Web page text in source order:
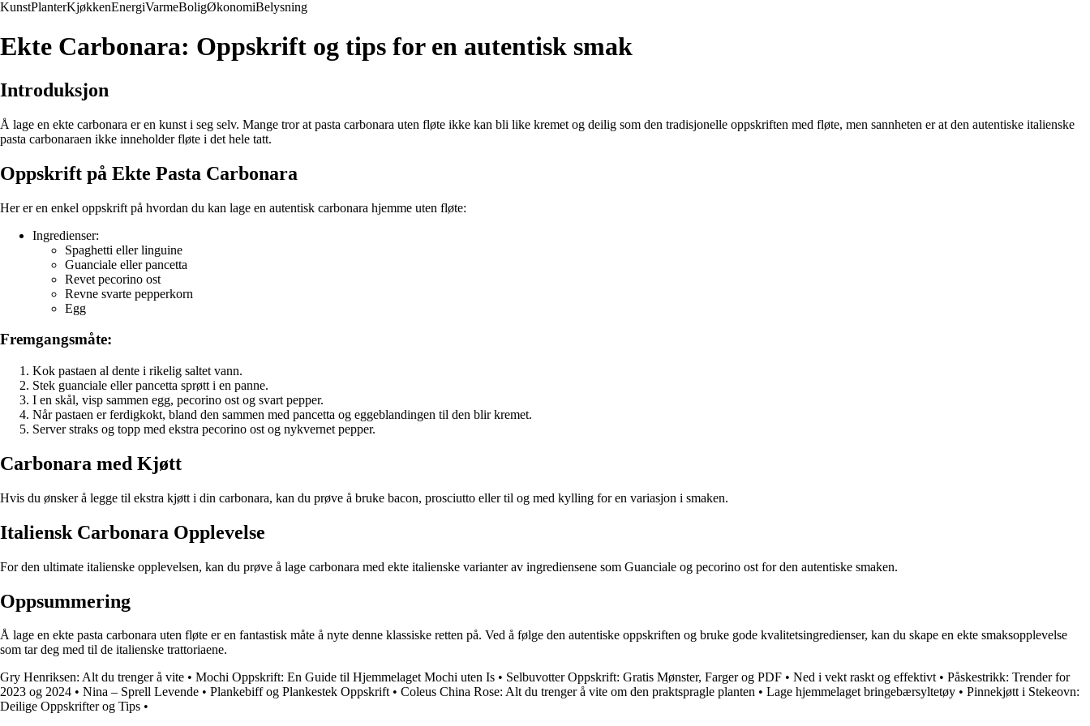
KunstPlanterKjøkkenEnergiVarmeBoligØkonomiBelysning
Ekte Carbonara: Oppskrift og tips for en autentisk smak
Introduksjon
Å lage en ekte carbonara er en kunst i seg selv. Mange tror at pasta carbonara uten fløte ikke kan bli like kremet og deilig som den tradisjonelle oppskriften med fløte, men sannheten er at den autentiske italienske
pasta carbonaraen ikke inneholder fløte i det hele tatt.
Oppskrift på Ekte Pasta Carbonara
Her er en enkel oppskrift på hvordan du kan lage en autentisk carbonara hjemme uten fløte:
Ingredienser:
Spaghetti eller linguine
Guanciale eller pancetta
Revet pecorino ost
Revne svarte pepperkorn
Egg
Fremgangsmåte:
Kok pastaen al dente i rikelig saltet vann.
Stek guanciale eller pancetta sprøtt i en panne.
I en skål, visp sammen egg, pecorino ost og svart pepper.
Når pastaen er ferdigkokt, bland den sammen med pancetta og eggeblandingen til den blir kremet.
Server straks og topp med ekstra pecorino ost og nykvernet pepper.
Carbonara med Kjøtt
Hvis du ønsker å legge til ekstra kjøtt i din carbonara, kan du prøve å bruke bacon, prosciutto eller til og med kylling for en variasjon i smaken.
Italiensk Carbonara Opplevelse
For den ultimate italienske opplevelsen, kan du prøve å lage carbonara med ekte italienske varianter av ingrediensene som Guanciale og pecorino ost for den autentiske smaken.
Oppsummering
Å lage en ekte pasta carbonara uten fløte er en fantastisk måte å nyte denne klassiske retten på. Ved å følge den autentiske oppskriften og bruke gode kvalitetsingredienser, kan du skape en ekte smaksopplevelse
som tar deg med til de italienske trattoriaene.
Gry Henriksen: Alt du trenger å vite • Mochi Oppskrift: En Guide til Hjemmelaget Mochi uten Is • Selbuvotter Oppskrift: Gratis Mønster, Farger og PDF • Ned i vekt raskt og effektivt• Påskestrikk: Trender for
2023 og 2024 • Nina – Sprell Levende • Plankebiff og Plankestek Oppskrift• Coleus China Rose: Alt du trenger å vite om den praktspragle planten • Lage hjemmelaget bringebærsyltetøy • Pinnekjøtt i Stekeovn:
Deilige Oppskrifter og Tips •